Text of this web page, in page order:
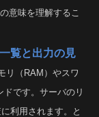
意味を理解するこ
覧と出力の見
リ（RAM）やスワ
です。サーバのリ
利用されます。と